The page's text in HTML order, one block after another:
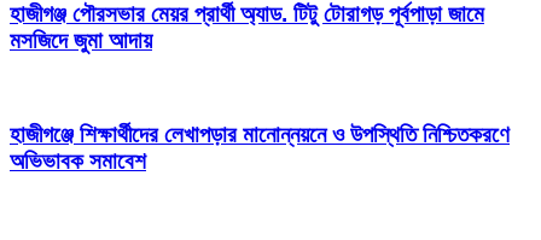
হাজীগঞ্জ পৌরসভার মেয়র প্রার্থী অ্যাড. টিটু টোরাগড় পূর্বপাড়া জামে
মসজিদে জুমা আদায়
হাজীগঞ্জে শিক্ষার্থীদের লেখাপড়ার মানোন্নয়নে ও উপস্থিতি নিশ্চিতকরণে
অভিভাবক সমাবেশ